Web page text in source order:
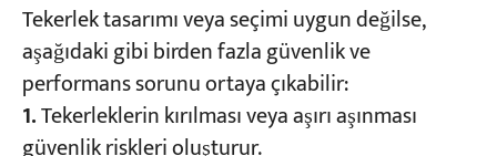
Tekerlek tasarımı veya seçimi uygun değilse,
aşağıdaki gibi birden fazla güvenlik ve
performans sorunu ortaya çıkabilir:
1.Tekerleklerin kırılması veya aşırı aşınması
güvenlik riskleri oluşturur.